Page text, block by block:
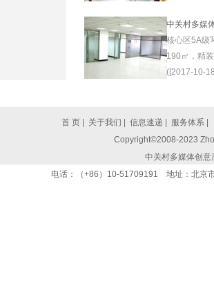
中关村多媒
核心区5A级
190㎡，精
([2017-10-
首 页 关于我们 信息速递 服务体系
Copyright©2008-2023
中关村多媒体创
电话：（+86）10-51709191 地址：北京